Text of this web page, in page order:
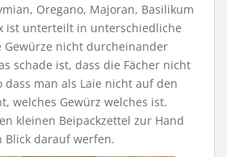
Oregano, Majoran, Basilikum
ist unterteilt in unterschiedliche
Gewürze nicht durcheinander
schade ist, dass die Fächer nicht
man als Laie nicht auf den
welches Gewürz welches ist.
kleinen Beipackzettel zur Hand
Blick darauf werfen.